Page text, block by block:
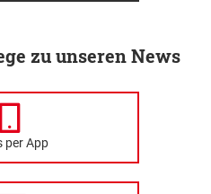
zu unseren News
per App